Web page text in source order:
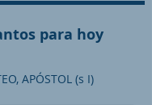
para hoy
APÓSTOL (s I)